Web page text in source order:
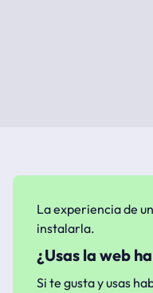
La experiencia de
instalarla.
¿Usas la web
Si te gusta y usas